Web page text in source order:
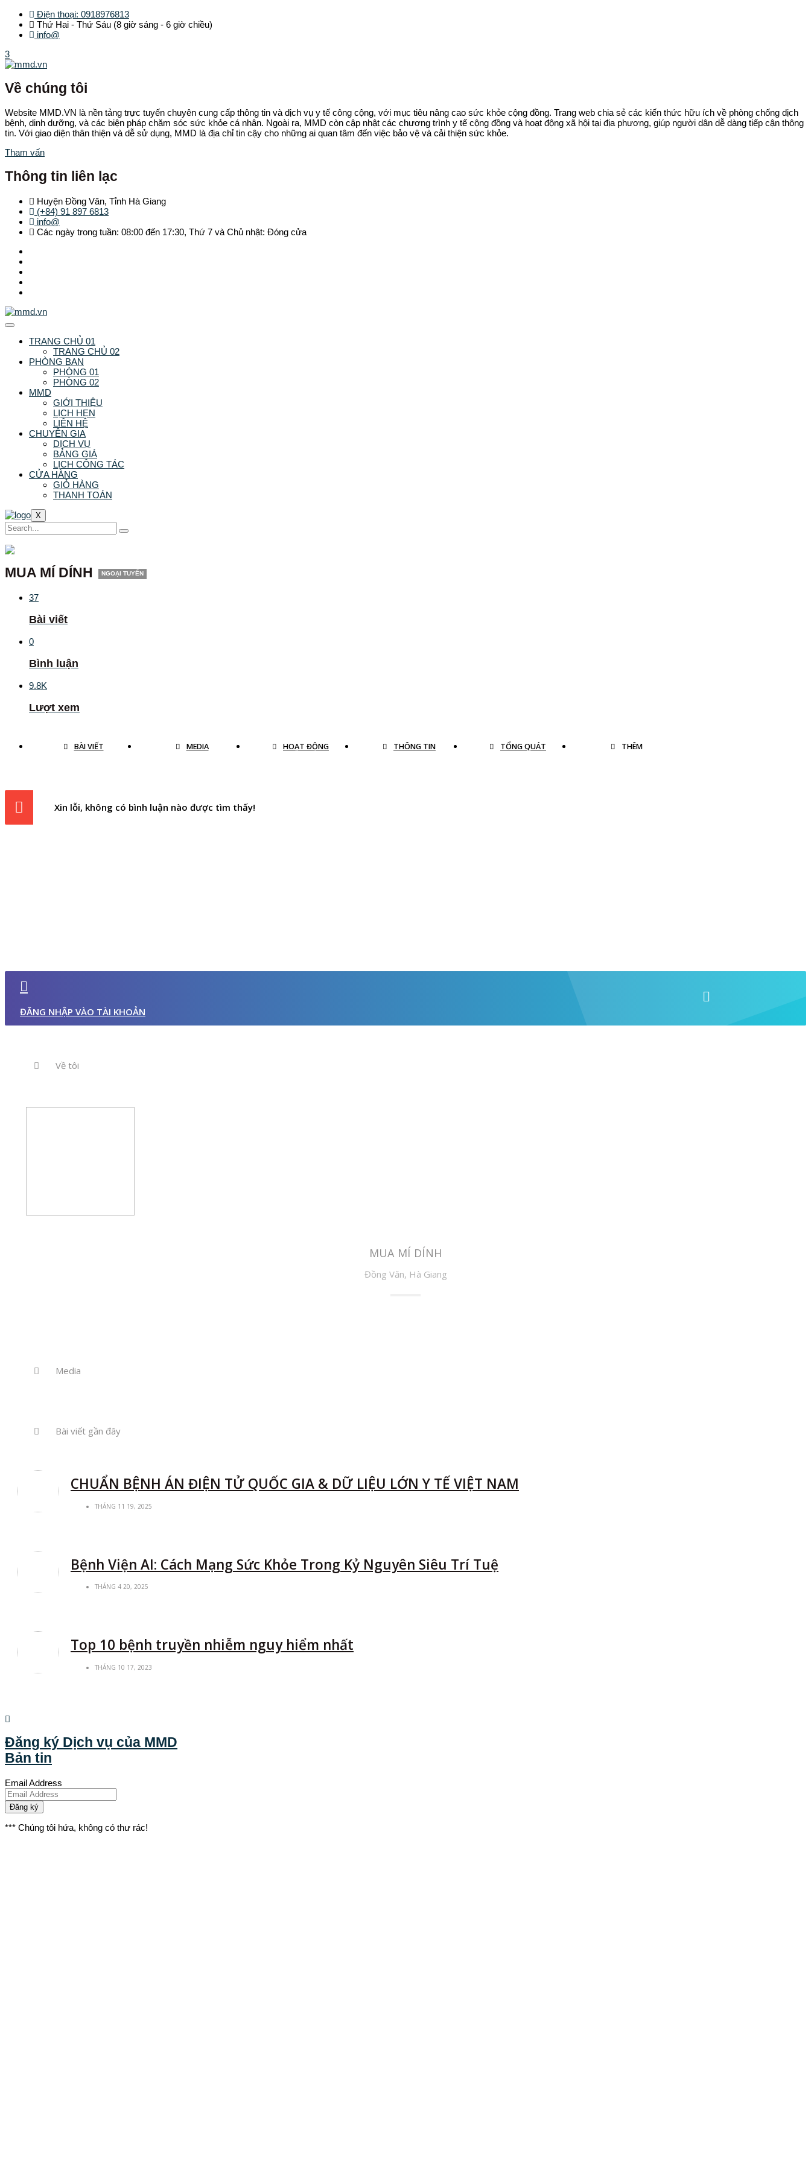
Điện thoại: 0918976813
Thứ Hai - Thứ Sáu (8 giờ sáng - 6 giờ chiều)
info@
3
Về chúng tôi
Website MMD.VN là nền tảng trực tuyến chuyên cung cấp thông tin và dịch vụ y tế công cộng, với mục tiêu nâng cao sức khỏe cộng đồng. Trang web chia sẻ các kiến thức hữu ích về phòng chống dịch
bệnh, dinh dưỡng, và các biện pháp chăm sóc sức khỏe cá nhân. Ngoài ra, MMD còn cập nhật các chương trình y tế cộng đồng và hoạt động xã hội tại địa phương, giúp người dân dễ dàng tiếp cận thông
tin. Với giao diện thân thiện và dễ sử dụng, MMD là địa chỉ tin cậy cho những ai quan tâm đến việc bảo vệ và cải thiện sức khỏe.
Tham vấn
Thông tin liên lạc
Huyện Đồng Văn, Tỉnh Hà Giang
(+84) 91 897 6813
info@
Các ngày trong tuần: 08:00 đến 17:30, Thứ 7 và Chủ nhật: Đóng cửa
TRANG CHỦ 01
TRANG CHỦ 02
PHÒNG BAN
PHÒNG 01
PHÒNG 02
MMD
GIỚI THIỆU
LỊCH HẸN
LIÊN HỆ
CHUYÊN GIA
DỊCH VỤ
BẢNG GIÁ
LỊCH CÔNG TÁC
CỬA HÀNG
GIỎ HÀNG
THANH TOÁN
X
MUA MÍ DÍNH NGOẠI TUYẾN
37
Bài viết
0
Bình luận
9.8K
Lượt xem
BÀI VIẾT MEDIA HOẠT ĐỘNG THÔNG TIN TỔNG QUÁT THÊM
Xin lỗi, không có bình luận nào được tìm thấy!
ĐĂNG NHẬP VÀO TÀI KHOẢN
Về tôi
MUA MÍ DÍNH
Đồng Văn, Hà Giang
Media
Bài viết gần đây
CHUẨN BỆNH ÁN ĐIỆN TỬ QUỐC GIA & DỮ LIỆU LỚN Y TẾ VIỆT NAM
THÁNG 11 19, 2025
Bệnh Viện AI: Cách Mạng Sức Khỏe Trong Kỷ Nguyên Siêu Trí Tuệ
THÁNG 4 20, 2025
Top 10 bệnh truyền nhiễm nguy hiểm nhất
THÁNG 10 17, 2023
Đăng ký Dịch vụ của MMD
Bản tin
Email Address
Đăng ký
*** Chúng tôi hứa, không có thư rác!